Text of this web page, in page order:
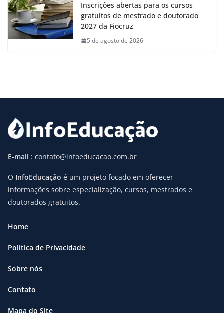
Inscrições abertas para os cursos
gratuitos de mestrado e doutorado
2027 da Fiocruz
5 de agosto de 2026
E-mail : contato@infoeducacao.com.br
O InfoEducação é um projeto focado em oferecer
informações sobre especialização, cursos, mestrados e
doutorados gratuitos.
Home
Politica de Privacidade
Sobre nós
Contato
Mapa do Site